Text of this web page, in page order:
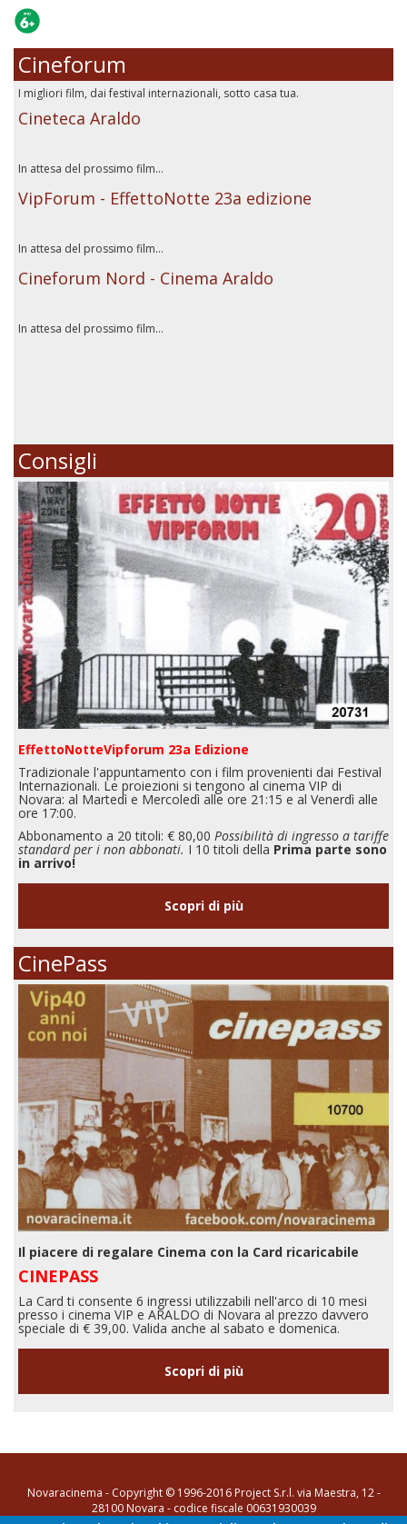
Cineforum
I migliori film, dai festival internazionali, sotto casa tua.
Cineteca Araldo
In attesa del prossimo film...
VipForum - EffettoNotte 23a edizione
In attesa del prossimo film...
Cineforum Nord - Cinema Araldo
In attesa del prossimo film...
Consigli
EffettoNotteVipforum 23a Edizione
Tradizionale l'appuntamento con i film provenienti dai Festival
Internazionali. Le proiezioni si tengono al cinema VIP di
Novara: al Martedì e Mercoledì alle ore 21:15 e al Venerdì alle
ore 17:00.
Abbonamento a 20 titoli: € 80,00 Possibilità di ingresso a tariffe
standard per i non abbonati. I 10 titoli della Prima parte sono
in arrivo!
Scopri di più
CinePass
Il piacere di regalare Cinema con la Card ricaricabile
CINEPASS
La Card ti consente 6 ingressi utilizzabili nell'arco di 10 mesi
presso i cinema VIP e ARALDO di Novara al prezzo davvero
speciale di € 39,00. Valida anche al sabato e domenica.
Scopri di più
Novaracinema - Copyright © 1996-2016 Project S.r.l. via Maestra, 12 -
28100 Novara - codice fiscale 00631930039